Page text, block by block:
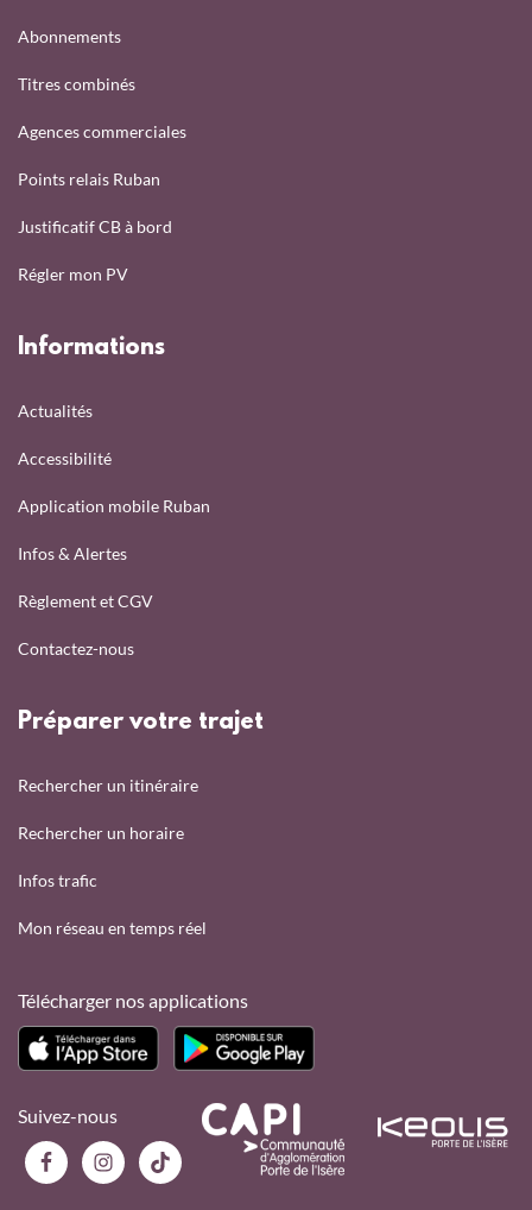
Abonnements
Titres combinés
Agences commerciales
Points relais Ruban
Justificatif CB à bord
Régler mon PV
Informations
Actualités
Accessibilité
Application mobile Ruban
Infos & Alertes
Règlement et CGV
Contactez-nous
Préparer votre trajet
Rechercher un itinéraire
Rechercher un horaire
Infos trafic
Mon réseau en temps réel
Télécharger nos applications
Suivez-nous